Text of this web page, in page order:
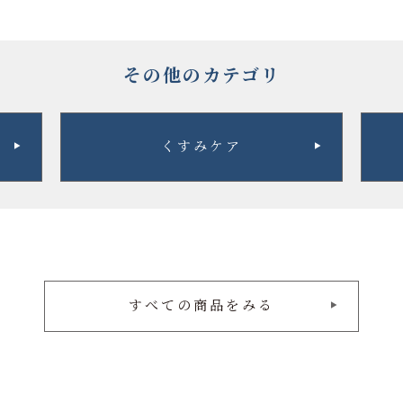
その他のカテゴリ
くすみケア
すべての商品をみる